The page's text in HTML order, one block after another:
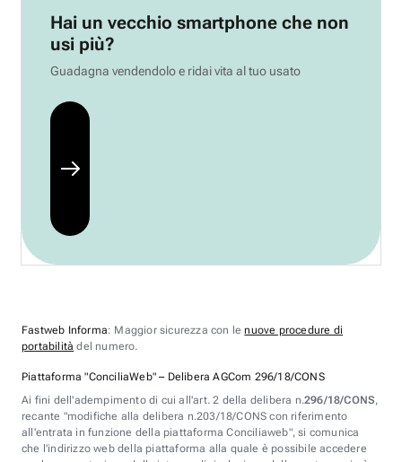
Hai un vecchio smartphone che non
usi più?
Guadagna vendendolo e ridai vita al tuo usato
Fastweb Informa: Maggior sicurezza con lenuove procedure di
portabilità del numero.
Piattaforma "ConciliaWeb" – Delibera AGCom 296/18/CONS
Ai fini dell'adempimento di cui all'art. 2 della delibera n.296/18/CONS,
recante "modifiche alla delibera n.203/18/CONS con riferimento
all'entrata in funzione della piattaforma Conciliaweb", si comunica
che l'indirizzo web della piattaforma alla quale è possibile accedere